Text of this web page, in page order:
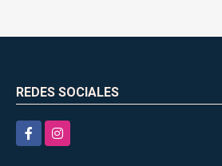
REDES SOCIALES
FacebookInstagram